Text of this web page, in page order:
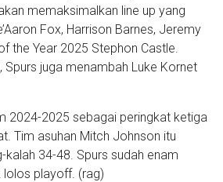
memaksimalkan line up yang
Fox, Harrison Barnes, Jeremy
the Year 2025 Stephon Castle.
Spurs juga menambah Luke Kornet
2024-2025 sebagai peringkat ketiga
Tim asuhan Mitch Johnson itu
34-48. Spurs sudah enam
lolos playoff. (rag)